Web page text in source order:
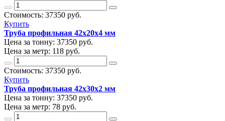
Стоимость: 37350 руб.
Купить
Труба профильная 42х20х4 мм
Цена за тонну: 37350 руб.
Цена за метр: 118 руб.
Стоимость: 37350 руб.
Купить
Труба профильная 42х30х2 мм
Цена за тонну: 37350 руб.
Цена за метр: 78 руб.